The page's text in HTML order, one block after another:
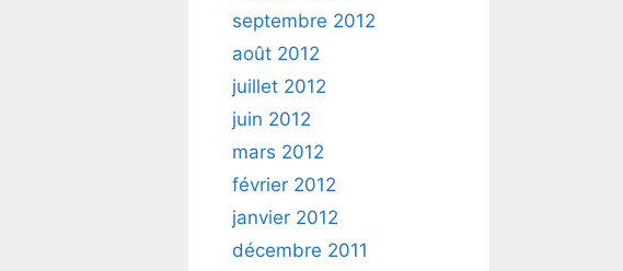
septembre 2012
août 2012
juillet 2012
juin 2012
mars 2012
février 2012
janvier 2012
décembre 2011